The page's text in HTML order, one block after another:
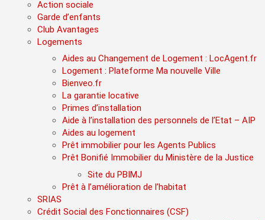
Action sociale
Garde d’enfants
Club Avantages
Logements
Aides au Changement de Logement : LocAgent.fr
Logement : Plateforme Ma nouvelle Ville
Bienveo.fr
La garantie locative
Primes d’installation
Aide à l’installation des personnels de l’Etat – AIP
Aides au logement
Prêt immobilier pour les Agents Publics
Prêt Bonifié Immobilier du Ministère de la Justice
Site du PBIMJ
Prêt à l’amélioration de l’habitat
SRIAS
Crédit Social des Fonctionnaires (CSF)